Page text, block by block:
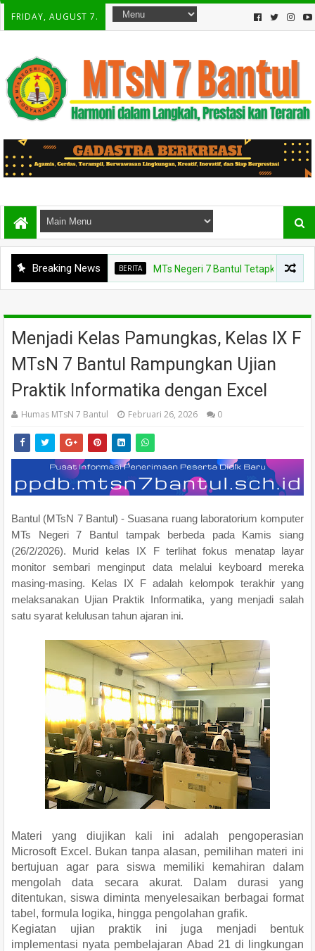
FRIDAY, AUGUST 7.
Breaking NewsBERITA MTs Negeri 7 Bantul Tetapkan Tiga Agen
Menjadi Kelas Pamungkas, Kelas IX F
MTsN 7 Bantul Rampungkan Ujian
Praktik Informatika dengan Excel
Humas MTsN 7 Bantul Februari 26, 2026 0
Bantul (MTsN 7 Bantul) - Suasana ruang laboratorium komputer
MTs Negeri 7 Bantul tampak berbeda pada Kamis siang
(26/2/2026). Murid kelas IX F terlihat fokus menatap layar
monitor sembari menginput data melalui keyboard mereka
masing-masing. Kelas IX F adalah kelompok terakhir yang
melaksanakan Ujian Praktik Informatika, yang menjadi salah
satu syarat kelulusan tahun ajaran ini.
Materi yang diujikan kali ini adalah pengoperasian
Microsoft Excel. Bukan tanpa alasan, pemilihan materi ini
bertujuan agar para siswa memiliki kemahiran dalam
mengolah data secara akurat. Dalam durasi yang
ditentukan, siswa diminta menyelesaikan berbagai format
tabel, formula logika, hingga pengolahan grafik.
Kegiatan ujian praktik ini juga menjadi bentuk
implementasi nyata pembelajaran Abad 21 di lingkungan